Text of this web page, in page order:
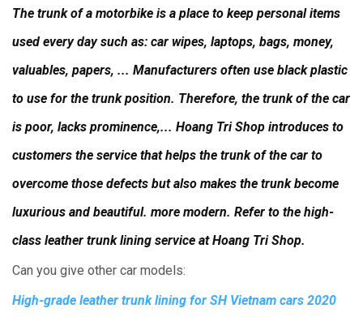
The trunk of a motorbike is a place to keep personal items
used every day such as: car wipes, laptops, bags, money,
valuables, papers, ... Manufacturers often use black plastic
to use for the trunk position. Therefore, the trunk of the car
is poor, lacks prominence,... Hoang Tri Shop introduces to
customers the service that helps the trunk of the car to
overcome those defects but also makes the trunk become
luxurious and beautiful. more modern. Refer to the high-
class leather trunk lining service at Hoang Tri Shop.
Can you give other car models:
High-grade leather trunk lining for SH Vietnam cars 2020